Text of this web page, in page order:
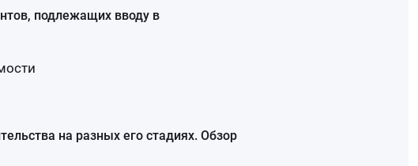
подлежащих вводу в
на разных его стадиях. Обзор